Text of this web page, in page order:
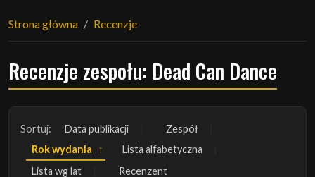
Strona główna Recenzje
Recenzje zespołu: Dead Can Dance
Sortuj: Data publikacji
Zespół
Rok wydania
Lista alfabetyczna
Lista wg lat
Recenzent